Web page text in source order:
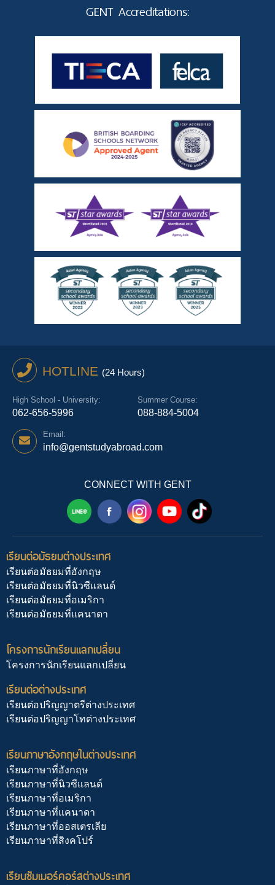
GENT Accreditations:
HOTLINE (24 Hours)
High School - University:
062-656-5996
Summer Course:
088-884-5004
Email:
info@gentstudyabroad.com
CONNECT WITH GENT
เรียนต่อมัธยมต่างประเทศ
เรียนต่อมัธยมที่อังกฤษ
เรียนต่อมัธยมที่นิวซีแลนด์
เรียนต่อมัธยมที่อเมริกา
เรียนต่อมัธยมที่แคนาดา
โครงการนักเรียนแลกเปลี่ยน
โครงการนักเรียนแลกเปลี่ยน
เรียนต่อต่างประเทศ
เรียนต่อปริญญาตรีต่างประเทศ
เรียนต่อปริญญาโทต่างประเทศ
เรียนภาษาอังกฤษในต่างประเทศ
เรียนภาษาที่อังกฤษ
เรียนภาษาที่นิวซีแลนด์
เรียนภาษาที่อเมริกา
เรียนภาษาที่แคนาดา
เรียนภาษาที่ออสเตรเลีย
เรียนภาษาที่สิงคโปร์
เรียนซัมเมอร์คอร์สต่างประเทศ